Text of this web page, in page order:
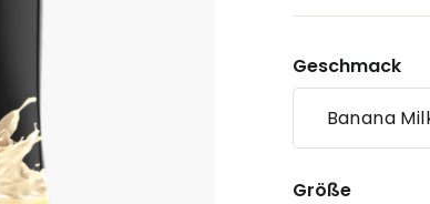
Geschmack
Banana
Größe